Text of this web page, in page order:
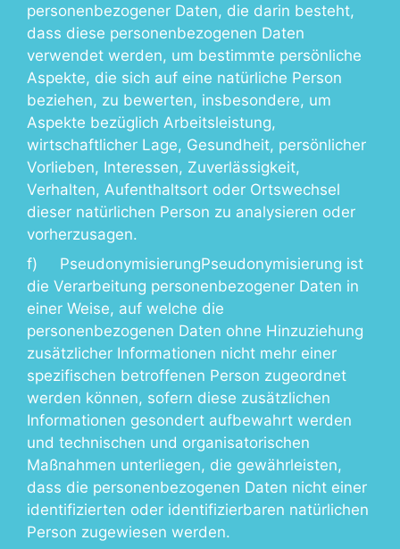
personenbezogener Daten, die darin besteht,
dass diese personenbezogenen Daten
verwendet werden, um bestimmte persönliche
Aspekte, die sich auf eine natürliche Person
beziehen, zu bewerten, insbesondere, um
Aspekte bezüglich Arbeitsleistung,
wirtschaftlicher Lage, Gesundheit, persönlicher
Vorlieben, Interessen, Zuverlässigkeit,
Verhalten, Aufenthaltsort oder Ortswechsel
dieser natürlichen Person zu analysieren oder
vorherzusagen.
f) PseudonymisierungPseudonymisierung ist
die Verarbeitung personenbezogener Daten in
einer Weise, auf welche die
personenbezogenen Daten ohne Hinzuziehung
zusätzlicher Informationen nicht mehr einer
spezifischen betroffenen Person zugeordnet
werden können, sofern diese zusätzlichen
Informationen gesondert aufbewahrt werden
und technischen und organisatorischen
Maßnahmen unterliegen, die gewährleisten,
dass die personenbezogenen Daten nicht einer
identifizierten oder identifizierbaren natürlichen
Person zugewiesen werden.